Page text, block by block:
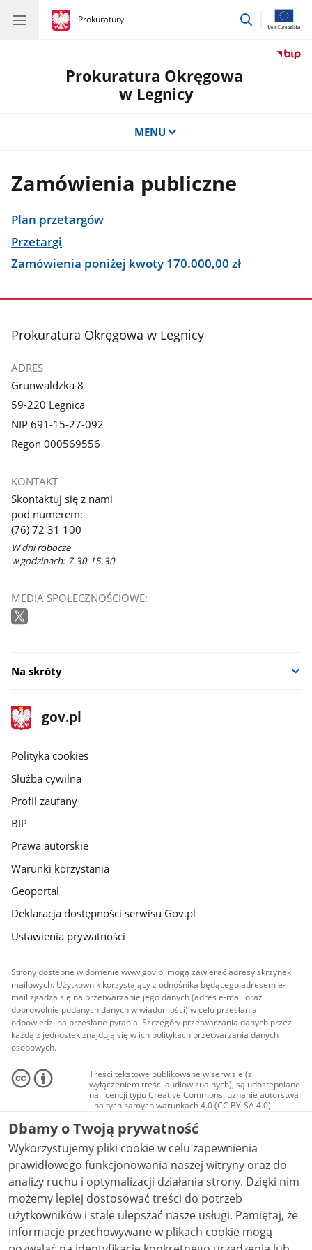
gov.pl
Prokuratury
gov.pl
Prokuratury
przejdź
Prokuratura Okręgowa
w Legnicy
MENU
Zamówienia publiczne
Plan przetargów
Przetargi
Zamówienia poniżej kwoty 170.000,00 zł
stopka
Prokuratura Okręgowa w Legnicy
ADRES
Grunwaldzka 8
59-220 Legnica
NIP 691-15-27-092
Regon 000569556
KONTAKT
Skontaktuj się z nami
pod numerem:
(76) 72 31 100
W dni robocze
w godzinach: 7.30-15.30
MEDIA SPOŁECZNOŚCIOWE:
Na skróty
stopka
gov.pl
Strona
gov.pl
gov.pl
Polityka cookies
Służba cywilna
Profil zaufany
BIP
Prawa autorskie
Warunki korzystania
Geoportal
Deklaracja dostępności serwisu Gov.pl
Ustawienia prywatności
Strony dostępne w domenie www.gov.pl mogą zawierać adresy skrzynek
mailowych. Użytkownik korzystający z odnośnika będącego adresem e-
mail zgadza się na przetwarzanie jego danych (adres e-mail oraz
dobrowolnie podanych danych w wiadomości) w celu przesłania
odpowiedzi na przesłane pytania. Szczegóły przetwarzania danych przez
każdą z jednostek znajdują się w ich politykach przetwarzania danych
osobowych.
Treści tekstowe publikowane w serwisie (z
wyłączeniem treści audiowizualnych), są udostępniane
na licencji typu Creative Commons: uznanie autorstwa
- na tych samych warunkach 4.0 (CC BY-SA 4.0).
Materiały audiowizualne, w tym zdjęcia, materiały
audio i wideo, są udostępniane na licencji typu
Creative Commons: uznanie autorstwa użycie
niekomercyjne - bez utworów zależnych 4.0 (CC BY-
NC-ND 4.0), o ile nie jest to stwierdzone inaczej.
Dbamy o Twoją prywatność
Wykorzystujemy pliki cookie w celu zapewnienia
prawidłowego funkcjonowania naszej witryny oraz do
analizy ruchu i optymalizacji działania strony. Dzięki nim
możemy lepiej dostosować treści do potrzeb
użytkowników i stale ulepszać nasze usługi. Pamiętaj, że
informacje przechowywane w plikach cookie mogą